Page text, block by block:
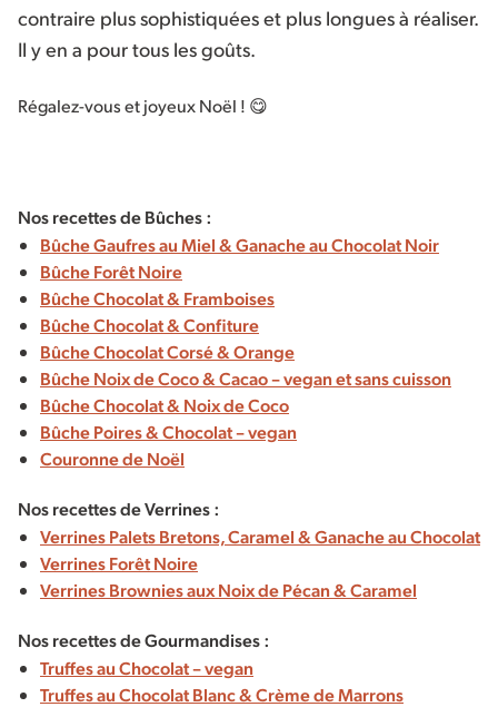
contraire plus sophistiquées et plus longues à réaliser.
Il y en a pour tous les goûts.
Régalez-vous et joyeux Noël ! 😋
Nos recettes de Bûches :
Bûche Gaufres au Miel & Ganache au Chocolat Noir
Bûche Forêt Noire
Bûche Chocolat & Framboises
Bûche Chocolat & Confiture
Bûche Chocolat Corsé & Orange
Bûche Noix de Coco & Cacao – vegan et sans cuisson
Bûche Chocolat & Noix de Coco
Bûche Poires & Chocolat – vegan
Couronne de Noël
Nos recettes de Verrines :
Verrines Palets Bretons, Caramel & Ganache au Chocolat
Verrines Forêt Noire
Verrines Brownies aux Noix de Pécan & Caramel
Nos recettes de Gourmandises :
Truffes au Chocolat – vegan
Truffes au Chocolat Blanc & Crème de Marrons